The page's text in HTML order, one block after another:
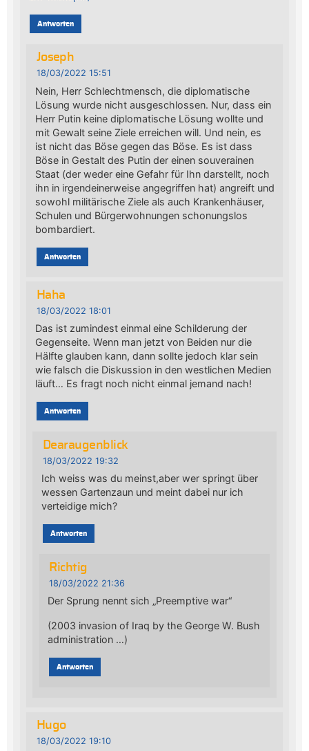
Antworten
Joseph
18/03/2022 15:51
Nein, Herr Schlechtmensch, die diplomatische
Lösung wurde nicht ausgeschlossen. Nur, dass ein
Herr Putin keine diplomatische Lösung wollte und
mit Gewalt seine Ziele erreichen will. Und nein, es
ist nicht das Böse gegen das Böse. Es ist dass
Böse in Gestalt des Putin der einen souverainen
Staat (der weder eine Gefahr für Ihn darstellt, noch
ihn in irgendeinerweise angegriffen hat) angreift und
sowohl militärische Ziele als auch Krankenhäuser,
Schulen und Bürgerwohnungen schonungslos
bombardiert.
Antworten
Haha
18/03/2022 18:01
Das ist zumindest einmal eine Schilderung der
Gegenseite. Wenn man jetzt von Beiden nur die
Hälfte glauben kann, dann sollte jedoch klar sein
wie falsch die Diskussion in den westlichen Medien
läuft… Es fragt noch nicht einmal jemand nach!
Antworten
Dearaugenblick
18/03/2022 19:32
Ich weiss was du meinst,aber wer springt über
wessen Gartenzaun und meint dabei nur ich
verteidige mich?
Antworten
Richtig
18/03/2022 21:36
Der Sprung nennt sich „Preemptive war“
(2003 invasion of Iraq by the George W. Bush
administration …)
Antworten
Hugo
18/03/2022 19:10